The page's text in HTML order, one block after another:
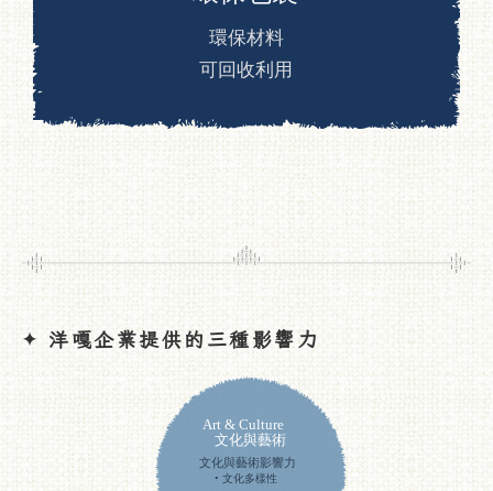
生活風格
最新消息
全部消息
品牌活動
✦ 洋嘎企業提供的三種影響力